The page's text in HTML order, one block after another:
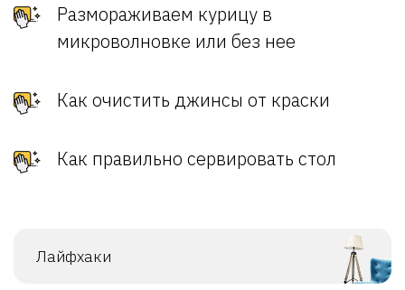
Размораживаем курицу в
микроволновке или без нее
Как очистить джинсы от краски
Как правильно сервировать стол
Лайфхаки